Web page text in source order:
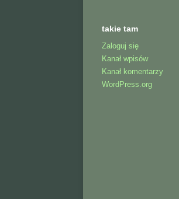
takie tam
Zaloguj się
Kanał wpisów
Kanał komentarzy
WordPress.org